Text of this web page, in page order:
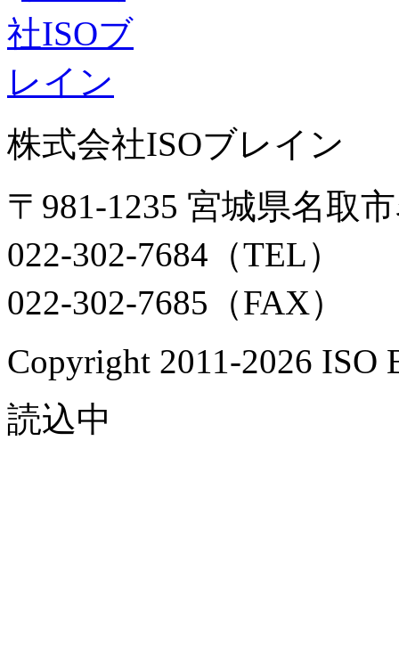
株式会社ISOブレイン
〒981-1235 宮城県名取
022-302-7684（TEL）
022-302-7685（FAX）
Copyright 2011-2026 ISO
読込中